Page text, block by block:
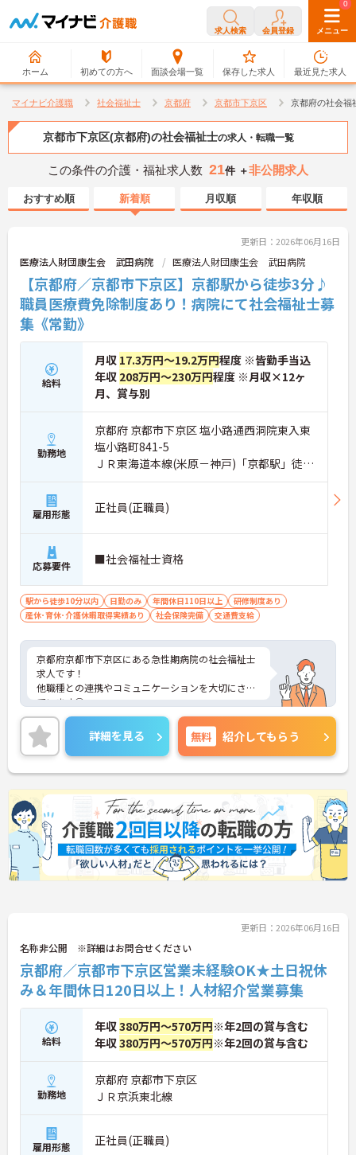
求人検索 会員登録 メニュー
ホーム 初めての方へ 面談会場一覧
0
保存した求人
0
最近見た求人
マイナビ介護職 社会福祉士 京都府 京都市下京区 京都府の社会福
京都市下京区(京都府)の社会福祉士の求人・転職一覧
この条件の介護・福祉求人数 21件 ＋非公開求人
おすすめ順 新着順 月収順 年収順
更新日：2026年06月16日
医療法人財団康生会 武田病院 医療法人財団康生会 武田病院
【京都府／京都市下京区】京都駅から徒歩3分♪
職員医療費免除制度あり！病院にて社会福祉士募
集《常勤》
給料
月収 17.3万円～19.2万円程度 ※皆勤手当込
年収 208万円～230万円程度 ※月収×12ヶ
月、賞与別
勤務地
京都府 京都市下京区 塩小路通西洞院東入東
塩小路町841-5
ＪＲ東海道本線(米原－神戸)「京都駅」徒歩
3分
雇用形態 正社員(正職員)
応募要件 ■社会福祉士資格
駅から徒歩10分以内 日勤のみ 年間休日110日以上
研修制度あり
産休･育休･介護休暇取得実績あり
社会保険完備 交通費支給
京都府京都市下京区にある急性期病院の社会福祉士
求人です！
他職種との連携やコミュニケーションを大切にされ
ています◎
子の看護等休暇をはじめ、結婚休暇や夏季休暇、年
末年始休暇もあり、私生活と両立しやすい環境で
す！
ご興味ある方には、面接対策ポイントなど、詳細を
お話しいたしますのでお気軽にご相談ください。
詳細を見る 無料 紹介してもらう
更新日：2026年06月16日
名称非公開 ※詳細はお問合せください
京都府／京都市下京区営業未経験OK★土日祝休
み＆年間休日120日以上！人材紹介営業募集
給料
年収380万円～570万円※年2回の賞与含む
年収380万円～570万円※年2回の賞与含む
勤務地
京都府 京都市下京区
ＪＲ京浜東北線
雇用形態 正社員(正職員)